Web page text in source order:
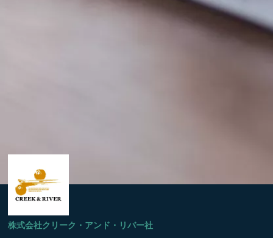
株式会社クリーク・アンド・リバー社